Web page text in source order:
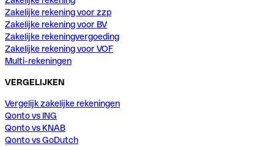
Zakelijke rekening voor zzp
Zakelijke rekening voor BV
Zakelijke rekeningvergoeding
Zakelijke rekening voor VOF
Multi-rekeningen
VERGELIJKEN
Vergelijk zakelijke rekeningen
Qonto vs ING
Qonto vs KNAB
Qonto vs GoDutch